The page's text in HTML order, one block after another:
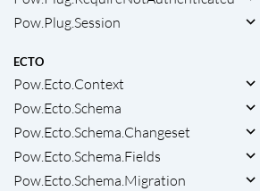
Pow.Plug.Session
ECTO
Pow.Ecto.Context
Pow.Ecto.Schema
Pow.Ecto.Schema.Changeset
Pow.Ecto.Schema.Fields
Pow.Ecto.Schema.Migration